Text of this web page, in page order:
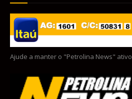
Ajude a manter o "Petrolina News" ativo